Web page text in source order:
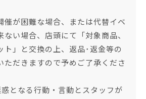
催が困難な場合、または代替イベ
ない場合、店頭にて「対象商品、
ト」と交換の上、返品･返金等の
ただきますので予めご了承くださ
となる行動・言動とスタッフが